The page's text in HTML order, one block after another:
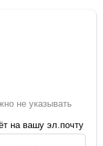
не указывать
на вашу эл.почту